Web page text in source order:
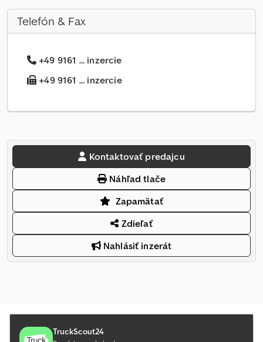
Telefón & Fax
+49 9161 ... inzercie
+49 9161 ... inzercie
Kontaktovať predajcu
Náhľad tlače
Zapamätať
Zdieľať
Nahlásiť inzerát
TruckScout24